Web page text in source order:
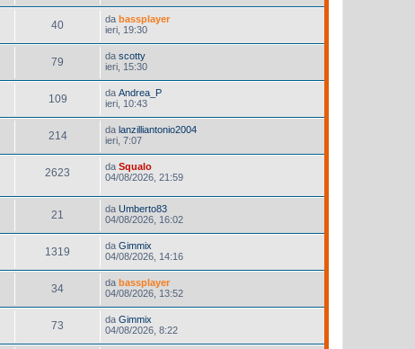
40 da bassplayer
ieri, 19:30
79 da scotty
ieri, 15:30
109 da Andrea_P
ieri, 10:43
214 da lanzilliantonio2004
ieri, 7:07
2623 da Squalo
04/08/2026, 21:59
21 da Umberto83
04/08/2026, 16:02
1319 da Gimmix
04/08/2026, 14:16
34 da bassplayer
04/08/2026, 13:52
73 da Gimmix
04/08/2026, 8:22